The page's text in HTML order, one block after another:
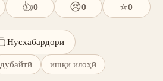
👍0 😢0 ⭐0
Нусхабардорӣ
дубайтӣ ишқи илоҳӣ